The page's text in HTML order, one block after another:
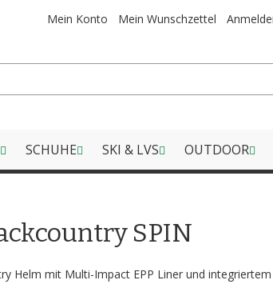
Mein Konto Mein Wunschzettel
SCHUHE SKI & LVS OUTDOOR
SPIN
Helm mit Multi-Impact EPP Liner und integriertem